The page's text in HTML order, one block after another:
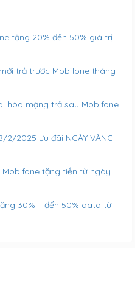
tặng 20% đến 50% giá trị
trả trước Mobifone tháng
hòa mạng trả sau Mobifone
2/2025 ưu đãi NGÀY VÀNG
Mobifone tặng tiền từ ngày
30% – đến 50% data từ